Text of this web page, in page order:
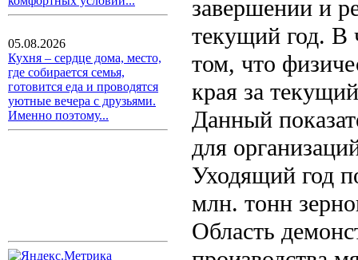
05.08.2026
Кухня – сердце дома, место,
где собирается семья,
готовится еда и проводятся
уютные вечера с друзьями.
Именно поэтому...
завершении и
текущий год. В
том, что
края за
Данный
для
Уходящий год
млн. тонн
Область